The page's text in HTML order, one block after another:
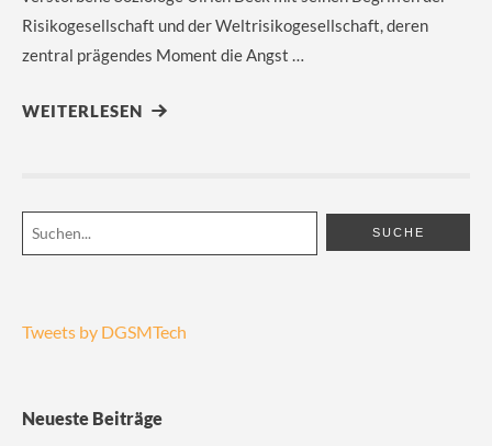
Risikogesellschaft und der Weltrisikogesellschaft, deren
zentral prägendes Moment die Angst …
WEITERLESEN
Tweets by DGSMTech
Neueste Beiträge